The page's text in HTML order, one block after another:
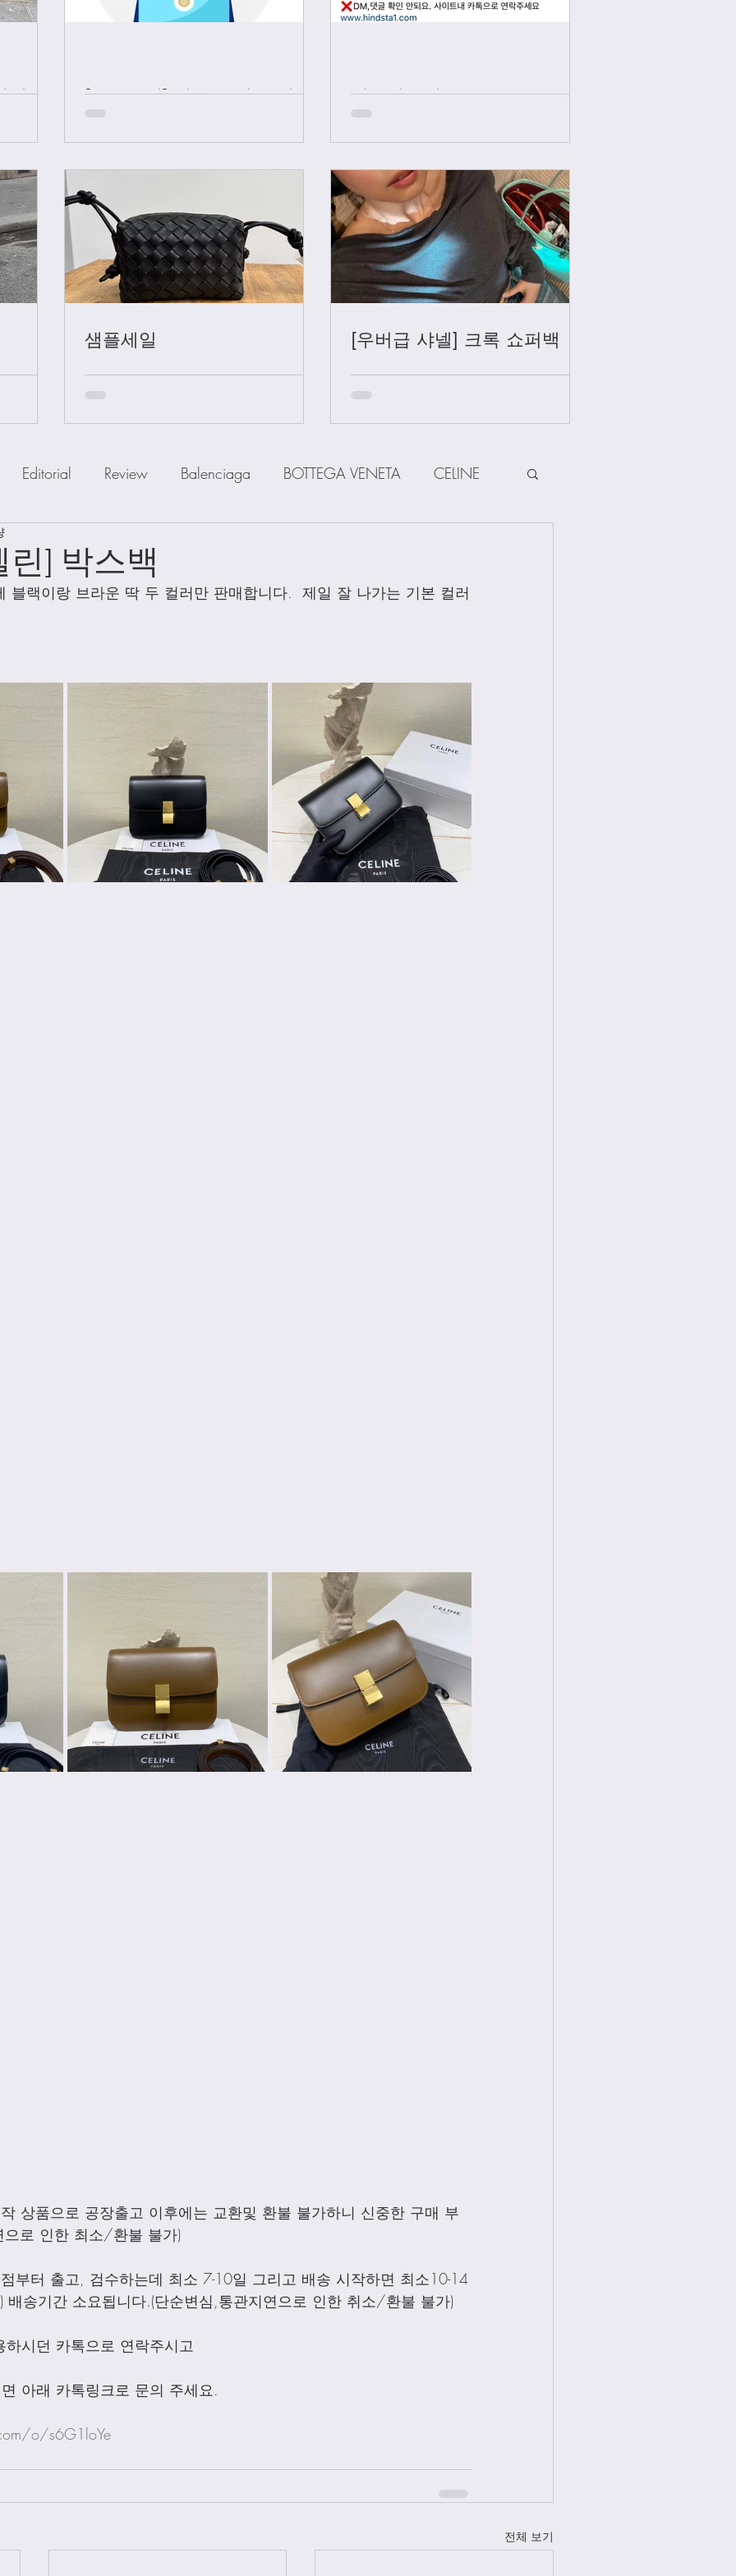
넬 +
[중요공지] 카톡 문의 응대 시
간
인스타그램
샘플세일 [우버급 샤넬] 크록 쇼퍼백
Editorial Review Balenciaga BOTTEGA VENETA CELINE
MiuMiu PRADA SAINT LAUENT The Row Other Brands
] 박스백
블랙이랑 브라운 딱 두 컬러만 판매합니다.  제일 잘 나가는 기본 컬러
상품으로 공장출고 이후에는 교환및 환불 불가하니 신중한 구매 부
으로 인한 최소/환불 불가)
부터 출고, 검수하는데 최소 7-10일 그리고 배송 시작하면 최소10-14
배송기간 소요됩니다.(단순변심,통관지연으로 인한 취소/환불 불가)
시던 카톡으로 연락주시고
아래 카톡링크로 문의 주세요.
o/s6G1loYe
전체 보기